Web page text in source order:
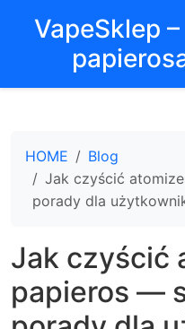
VapeSklep
HOME
Blog
Jak czyścić
porady dla
Jak czyścić
papieros —